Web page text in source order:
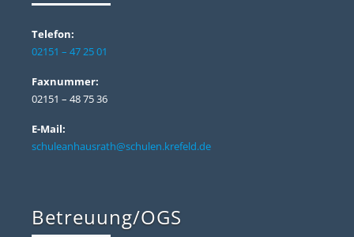
Telefon:
02151 – 47 25 01
Faxnummer:
02151 – 48 75 36
E-Mail:
schuleanhausrath@schulen.krefeld.de
Betreuung/OGS